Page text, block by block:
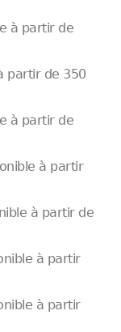
à partir de
partir de 350
à partir de
à partir
à partir de
à partir
à partir